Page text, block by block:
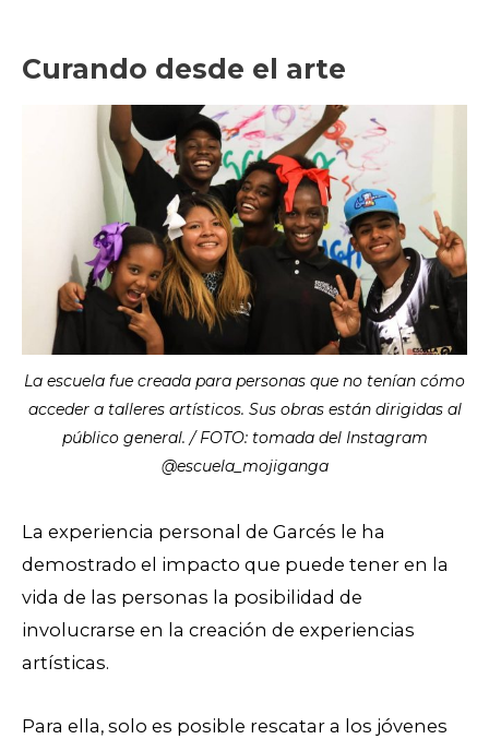
Curando desde el arte
La escuela fue creada para personas que no tenían cómo
acceder a talleres artísticos. Sus obras están dirigidas al
público general. / FOTO: tomada del Instagram
@escuela_mojiganga
La experiencia personal de Garcés le ha
demostrado el impacto que puede tener en la
vida de las personas la posibilidad de
involucrarse en la creación de experiencias
artísticas.
Para ella, solo es posible rescatar a los jóvenes